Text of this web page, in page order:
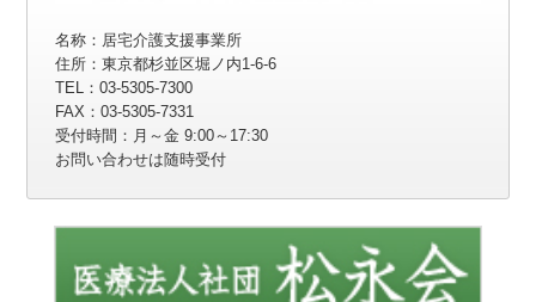
名称：居宅介護支援事業所
住所：東京都杉並区堀ノ内1-6-6
TEL：03-5305-7300
FAX：03-5305-7331
受付時間：月～金 9:00～17:30
お問い合わせは随時受付